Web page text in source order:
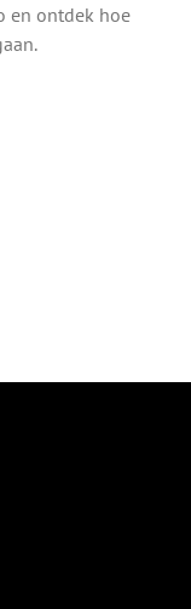
en ontdek hoe